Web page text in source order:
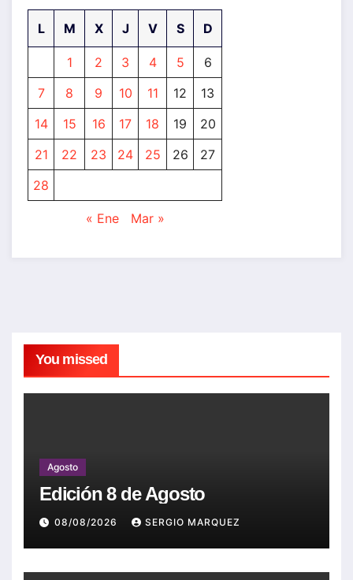
L M X J V S D
1 2 3 4 5
6
7
8 9 10 11 12
13
14
15 16 17 18 19
20
21
22 23 24 25 26
27
28
« Ene Mar »
You missed
Agosto
Edición 8 de Agosto
08/08/2026 SERGIO MARQUEZ